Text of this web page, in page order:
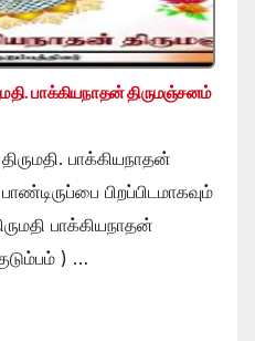
பாக்கியநாதன் திருமஞ்சனம்
பாக்கியநாதன்
பிறப்பிடமாகவும்
பாக்கியநாதன்
) …